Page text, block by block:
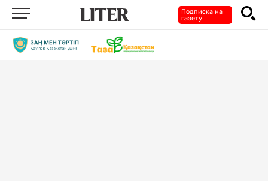
Подписка на
газету